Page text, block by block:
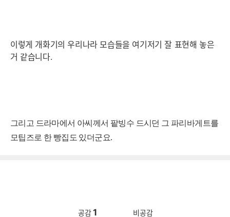
이렇게 개화기의 우리나라 모습들을 여기저기 잘 표현해 놓은
거 같습니다.
그리고 드라마에서 아씨께서 팥빙수 드시던 그 파리바게트를
모팁즈로 한 빵집도 있더군요.
공감 1 비공감